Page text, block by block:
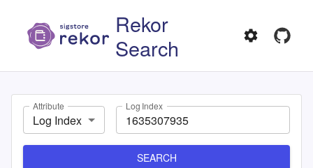
Rekor
Search
Attribute
Log Index
Log Index
SEARCH